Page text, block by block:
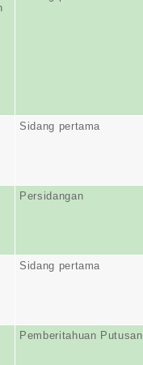
Sidang pertama
Persidangan
Sidang pertama
Pemberitahuan Putusan